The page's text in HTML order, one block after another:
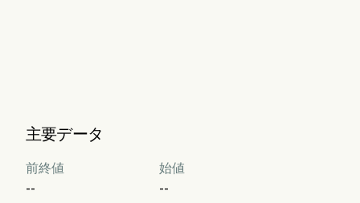
主要データ
前終値
--
始値
--